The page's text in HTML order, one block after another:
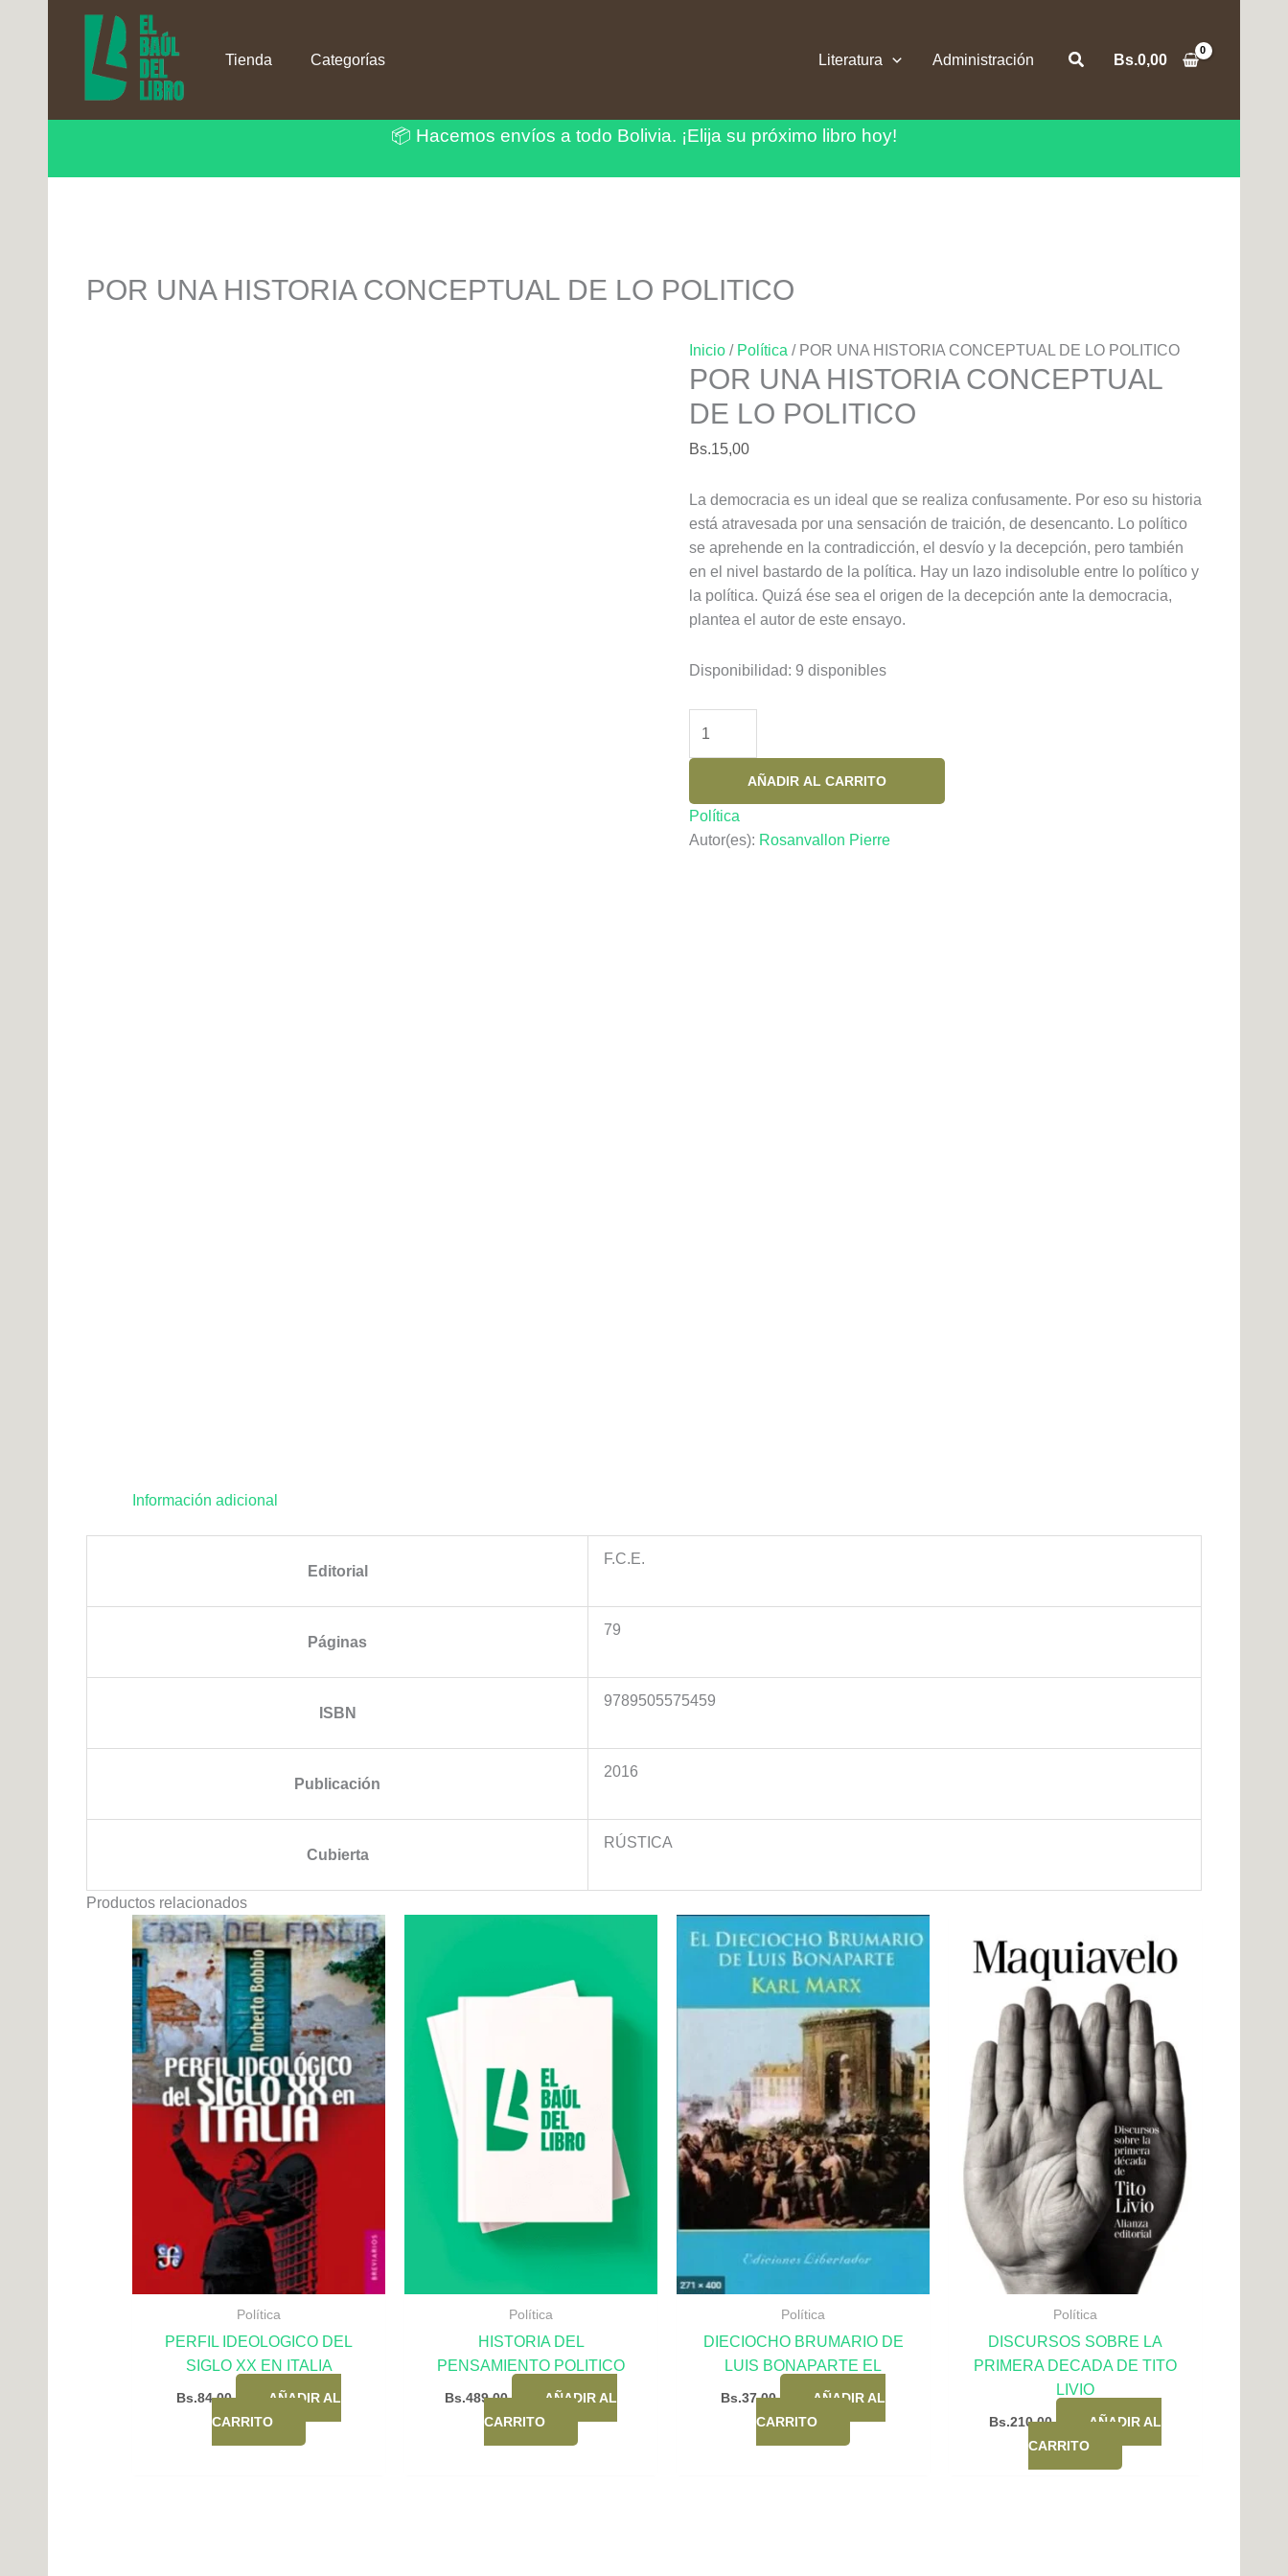
contenido
Tienda Categorías Literatura Administración BuscarBs.0,00
📦 Hacemos envíos a todo Bolivia. ¡Elija su próximo libro hoy!
POR UNA HISTORIA CONCEPTUAL DE LO POLITICO
Inicio/ Política / POR UNA HISTORIA CONCEPTUAL DE LO POLITICO
POR UNA HISTORIA CONCEPTUAL
DE LO POLITICO
Bs.15,00
La democracia es un ideal que se realiza confusamente. Por eso su historia
está atravesada por una sensación de traición, de desencanto. Lo político
se aprehende en la contradicción, el desvío y la decepción, pero también
en el nivel bastardo de la política. Hay un lazo indisoluble entre lo político y
la política. Quizá ése sea el origen de la decepción ante la democracia,
plantea el autor de este ensayo.
Disponibilidad: 9 disponibles
UNA
DE
LO
AÑADIR AL CARRITO
Política
Autor(es): Rosanvallon Pierre
Información adicional
Editorial
F.C.E.
Páginas
79
ISBN
9789505575459
Publicación
2016
Cubierta
RÚSTICA
Productos relacionados
Política
PERFIL IDEOLOGICO DEL
SIGLO XX EN ITALIA
Bs.84,00
AÑADIR AL
CARRITO
Política
HISTORIA DEL
PENSAMIENTO POLITICO
Bs.489,00
AÑADIR AL
CARRITO
Política
DIECIOCHO BRUMARIO DE
LUIS BONAPARTE EL
Bs.37,00
AÑADIR AL
CARRITO
Política
DISCURSOS SOBRE LA
PRIMERA DECADA DE TITO
LIVIO
Bs.210,00
AÑADIR AL
CARRITO